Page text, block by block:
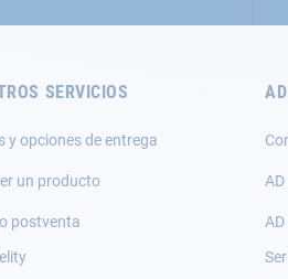
SERVICIOS
y opciones de entrega
un producto
postventa